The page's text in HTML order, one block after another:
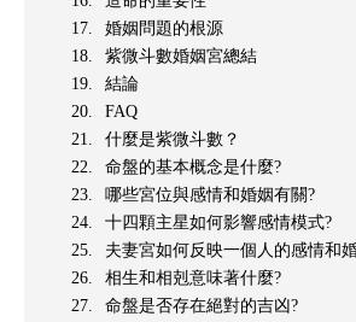
婚姻問題的根源
紫微斗數婚姻宮總結
結論
FAQ
什麼是紫微斗數？
命盤的基本概念是什麼?
哪些宮位與感情和婚姻有關?
十四顆主星如何影響感情模式?
夫妻宮如何反映一個人的感情和
相生和相剋意味著什麼?
命盤是否存在絕對的吉凶?